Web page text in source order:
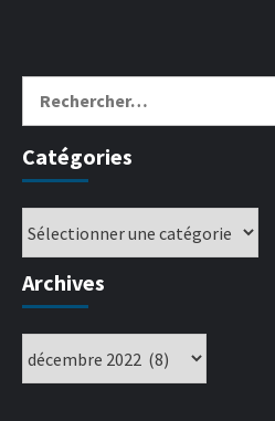
Catégories
Archives